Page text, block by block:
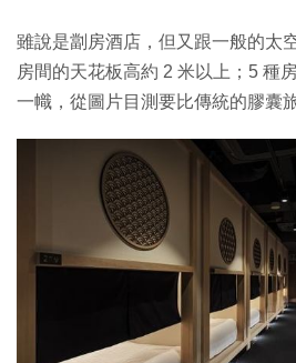
雖說是劏房酒店，但又跟一般的太
房間的天花板高約 2 米以上；5 種
一幟，從圖片目測要比傳統的膠囊